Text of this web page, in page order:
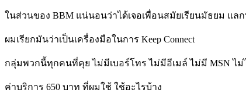
ในส่วนของ BBM แน่นอนว่าได้เจอเพื่อนสมัยเรียนมัธยม แล
ผมเรียกมันว่าเป็นเครื่องมือในการ Keep Connect
กลุ่มพวกนี้ทุกคนที่คุย ไม่มีเบอร์โทร ไม่มีอีเมล์ ไม่มี MSN ไ
ค่าบริการ 650 บาท ที่ผมใช้ ใช้อะไรบ้าง